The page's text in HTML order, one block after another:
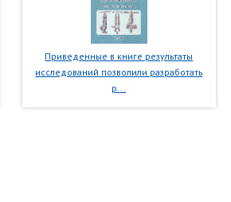
Приведенные в книге результаты
исследований позволили разработать
р...